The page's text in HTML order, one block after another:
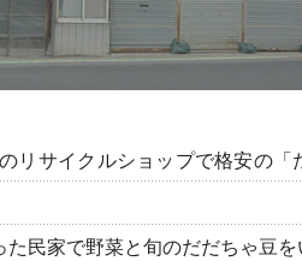
リサイクルショップで格安の
民家で野菜と旬のだだちゃ豆